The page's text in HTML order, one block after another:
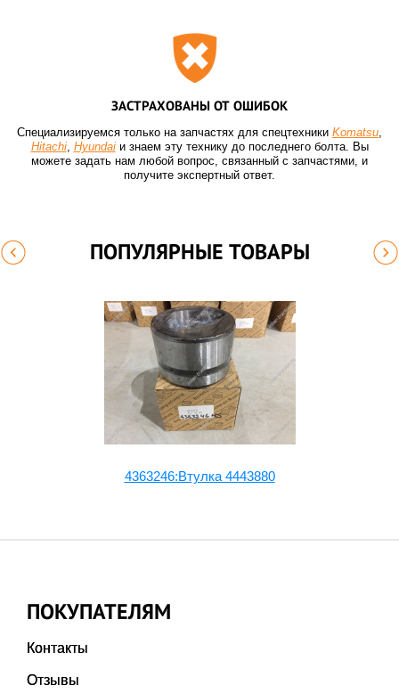
ЗАСТРАХОВАНЫ ОТ ОШИБОК
Специализируемся только на запчастях для спецтехники Komatsu,
Hitachi, Hyundaiи знаем эту технику до последнего болта. Вы
можете задать нам любой вопрос, связанный с запчастями, и
получите экспертный ответ.
ПОПУЛЯРНЫЕ ТОВАРЫ
4363246:Втулка 4443880
ПОКУПАТЕЛЯМ
Контакты
Отзывы